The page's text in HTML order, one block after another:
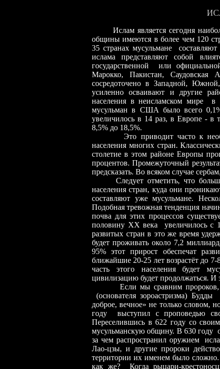
Ислам является сегодня
общины имеются в более чем 120
35 странах мусульмане
ислама представляют собой
государственной или
Марокко, Пакистан, Саудовская
сосредоточено в Западной,
усиленно осваивают и другие
населения в неисламском мире в
мусульман в США было всего
увеличилось в 14 раз, в Европе -
8,5% до 18,5%.
Это приводит часто к
населения многих стран.
столетие в этом районе Европы
процентов. Промежуточный
предсказать. Во всяком случае
Следует отметить, что
населения стран, куда они
составляют уже мусульмане.
Подобная тревожная тенденция
почва для этих процессов
половину ХХ века увеличилось с
развитых стран в это же время
будет проживать около 7,2
95% этот прирост обеспечат
ближайшие 20-25 лет возрастёт до
часть этого населения будет
цивилизацию будет продолжаться. И
Если мы сравним пророков,
(основателя зороастризма)
доброе, вечное» не только
году выступил с проповедью
Переселившись в 622 году со
мусульманскую общину. В 630 году
за чем распространил оружием
Лао-цзы, и другие пророки
территории их именем было
как же? Когда рыцари-